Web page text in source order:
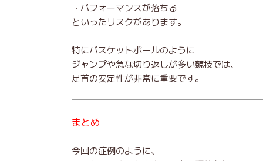
・パフォーマンスが落ちる
といったリスクがあります。
特にバスケットボールのように
ジャンプや急な切り返しが多い競技では、
足首の安定性が非常に重要です。
まとめ
今回の症例のように、